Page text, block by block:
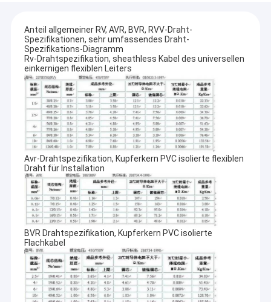
Anteil allgemeiner RV, AVR, BVR, RVV-Draht-
Spezifikationen, sehr umfassendes Draht-
Spezifikations-Diagramm
Rv-Drahtspezifikation, sheathless Kabel des universellen
einkernigen flexiblen Leiters
Avr-Drahtspezifikation, Kupferkern PVC isolierte flexiblen
Draht für Installation
BVR Drahtspezifikation, Kupferkern PVC isolierte
Flachkabel